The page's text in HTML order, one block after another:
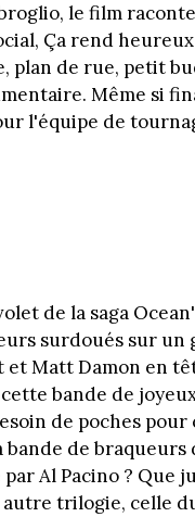
le film
Ça rend
plan de rue, petit
Même si
l'équipe de
de la saga
surdoués sur
et Matt Damon en
bande de
de poches
bande de
Al Pacino ? Que
trilogie, celle